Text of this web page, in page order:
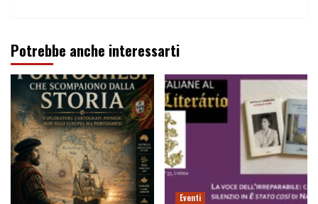
Potrebbe anche interessarti
Eventi